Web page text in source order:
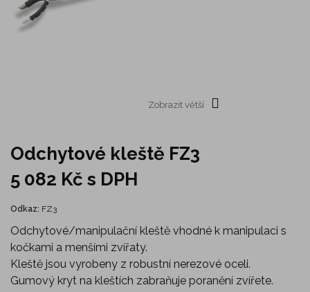
Zobrazit větší
Odchytové kleště FZ3
5 082 Kč s DPH
Odkaz: FZ3
Odchytové/manipulační kleště vhodné k manipulaci s
kočkami a menšími zvířaty.
Kleště jsou vyrobeny z robustní nerezové oceli.
Gumový kryt na kleštích zabraňuje poranění zvířete.